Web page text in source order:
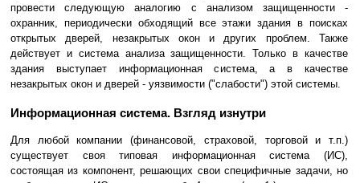
провести следующую аналогию с анализом защищенности -
охранник, периодически обходящий все этажи здания в поисках
открытых дверей, незакрытых окон и других проблем. Также
действует и система анализа защищенности. Только в качестве
здания выступает информационная система, а в качестве
незакрытых окон и дверей - уязвимости ("слабости") этой системы.
Информационная система. Взгляд изнутри
Для любой компании (финансовой, страховой, торговой и т.п.)
существует своя типовая информационная система (ИС),
состоящая из компонент, решающих свои специфичные задачи, но